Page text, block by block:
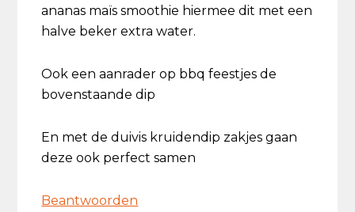
ananas maïs smoothie hiermee dit met een
halve beker extra water.
Ook een aanrader op bbq feestjes de
bovenstaande dip
En met de duivis kruidendip zakjes gaan
deze ook perfect samen
Beantwoorden